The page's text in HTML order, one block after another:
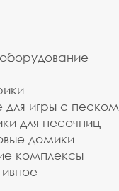
игры с песком
для песочниц
домики
комплексы